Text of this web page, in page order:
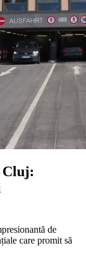
Cluj:
de
care promit să